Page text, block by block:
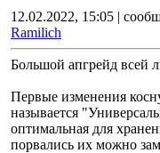
12.02.2022, 15:05 |
Ramilich
Большой апгрейд всей
Первые изменения
называется
оптимальная для
порвались их можно